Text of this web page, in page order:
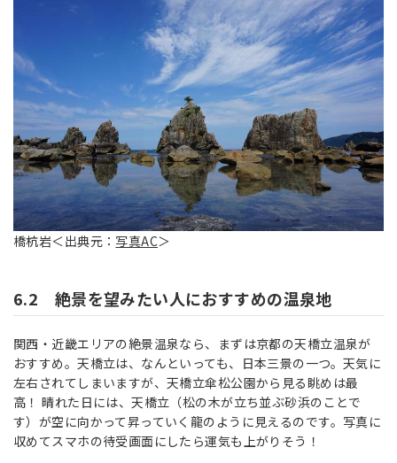
橋杭岩＜出典元： 写真AC＞
6.2 絶景を望みたい人におすすめの温泉地
関西・近畿エリアの絶景温泉なら、まずは京都の天橋立温泉が
おすすめ。天橋立は、なんといっても、日本三景の一つ。天気に
左右されてしまいますが、天橋立傘松公園から見る眺めは最
高！ 晴れた日には、天橋立（松の木が立ち並ぶ砂浜のことで
す）が空に向かって昇っていく龍のように見えるのです。写真に
収めてスマホの待受画面にしたら運気も上がりそう！